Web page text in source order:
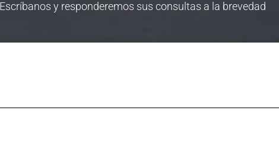
Escríbanos y responderemos sus consultas a la brevedad